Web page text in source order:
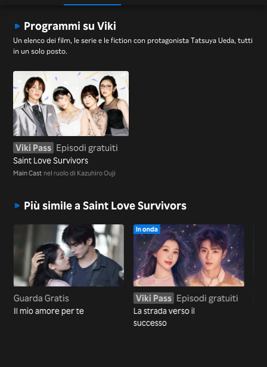
Programmi su Viki
Un elenco dei film, le serie e le fiction con protagonista Tatsuya Ueda, tutti
in un solo posto.
Viki Pass Episodi gratuiti
Saint Love Survivors
Main Cast nel ruolo di Kazuhiro Ouji
Più simile a Saint Love Survivors
Guarda Gratis
Il mio amore per te
In onda
Viki Pass Episodi gratuiti
La strada verso il
successo